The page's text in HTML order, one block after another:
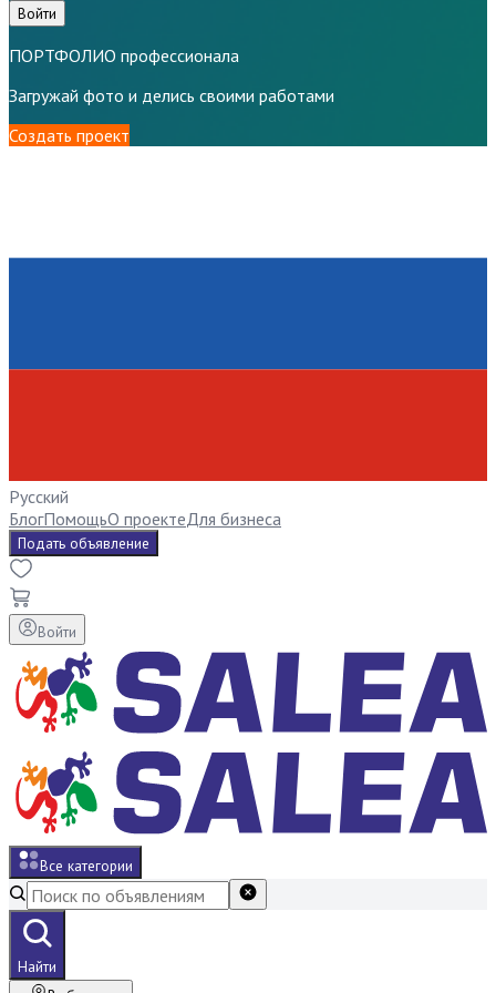
Войти
ПОРТФОЛИО профессионала
Загружай фото и делись своими работами
Создать проект
Русский
БлогПомощьО проектеДля бизнеса
Подать объявление
Войти
Все категории
Найти